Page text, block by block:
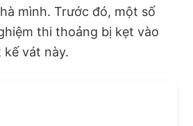
mình. Trước đó, một số
thi thoảng bị kẹt vào
vát này.